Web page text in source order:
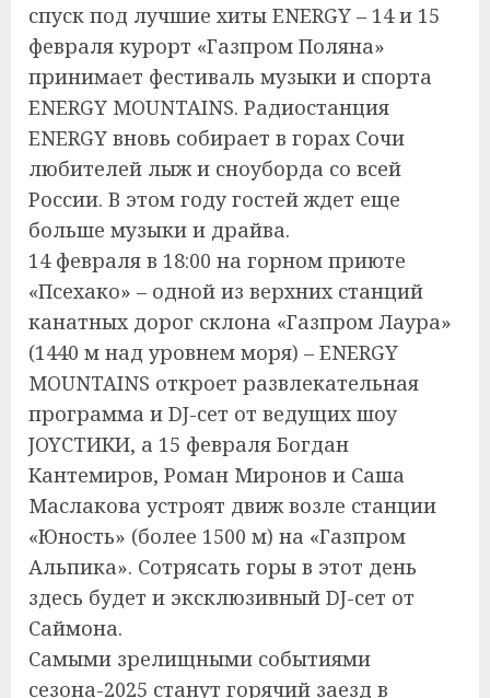
спуск под лучшие хиты ENERGY – 14 и 15
февраля курорт «Газпром Поляна»
принимает фестиваль музыки и спорта
ENERGY MOUNTAINS. Радиостанция
ENERGY вновь собирает в горах Сочи
любителей лыж и сноуборда со всей
России. В этом году гостей ждет еще
больше музыки и драйва.
14 февраля в 18:00 на горном приюте
«Псехако» – одной из верхних станций
канатных дорог склона «Газпром Лаура»
(1440 м над уровнем моря) – ENERGY
MOUNTAINS откроет развлекательная
программа и DJ-сет от ведущих шоу
JOYСТИКИ, а 15 февраля Богдан
Кантемиров, Роман Миронов и Саша
Маслакова устроят движ возле станции
«Юность» (более 1500 м) на «Газпром
Альпика». Сотрясать горы в этот день
здесь будет и эксклюзивный DJ-сет от
Саймона.
Самыми зрелищными событиями
сезона-2025 станут горячий заезд в